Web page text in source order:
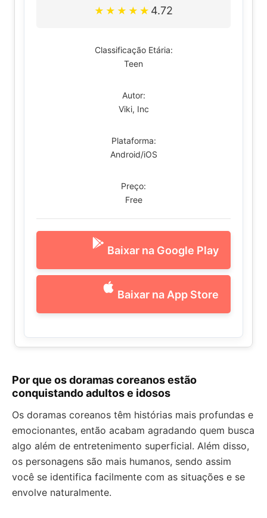
★ ★ ★ ★ ★ 4.72
Classificação Etária:
Teen
Autor:
Viki, Inc
Plataforma:
Android/iOS
Preço:
Free
Baixar na Google Play
Baixar na App Store
Por que osdoramas coreanosestão
conquistando adultos e idosos
Os doramas coreanos têm histórias mais profundas e
emocionantes, então acabam agradando quem busca
algo além de entretenimento superficial. Além disso,
os personagens são mais humanos, sendo assim
você se identifica facilmente com as situações e se
envolve naturalmente.